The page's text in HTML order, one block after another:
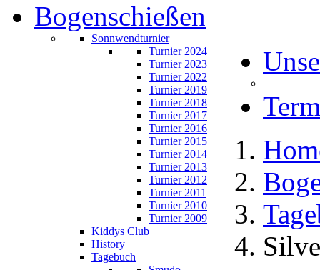
Bogenschießen
Sonnwendturnier
Turnier 2024
Turnier 2023
Turnier 2022
Turnier 2019
Turnier 2018
Turnier 2017
Turnier 2016
Turnier 2015
Turnier 2014
Turnier 2013
Turnier 2012
Turnier 2011
Turnier 2010
Turnier 2009
Kiddys Club
History
Tagebuch